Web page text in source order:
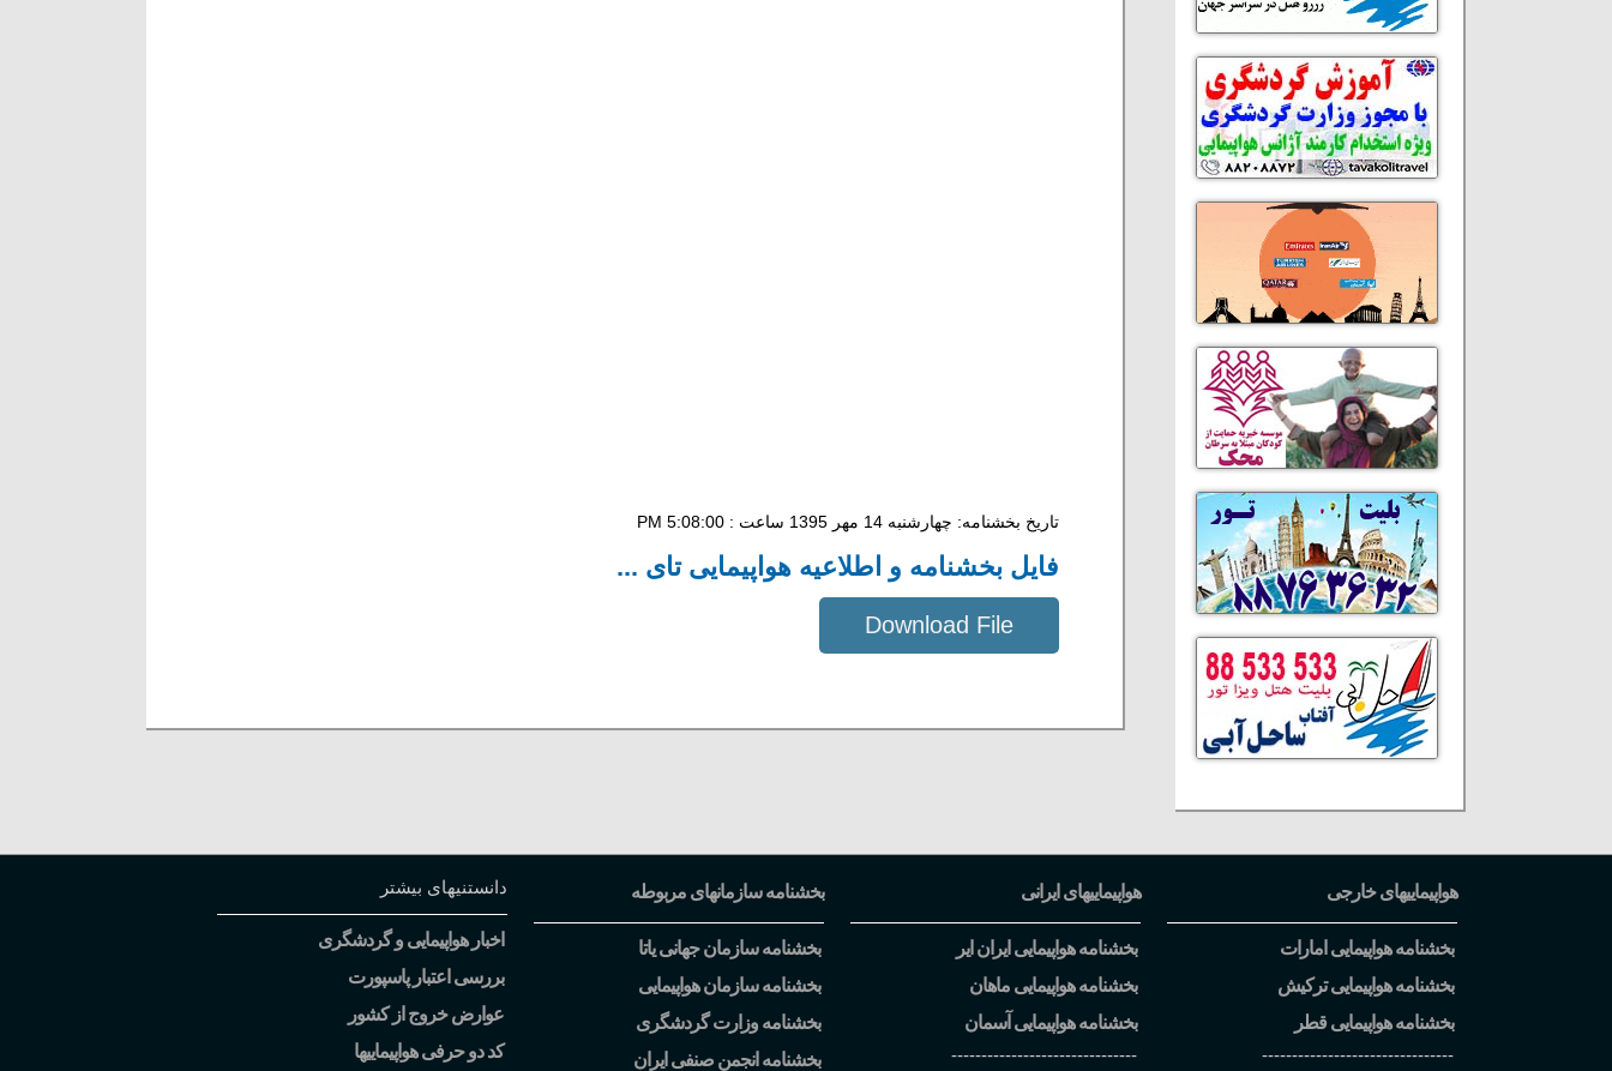
تاریخ بخشنامه: چهار‌شنبه 14 مهر 1395 ساعت : 5:08:00 PM
فایل بخشنامه و اطلاعیه هواپیمایی تای ...
Download File
هواپیماییهای خارجی
بخشنامه هواپیمایی امارات
بخشنامه هواپیمایی ترکیش
بخشنامه هواپیمایی قطر
--------------------------------
هواپیماییهای ایرانی
بخشنامه هواپیمایی ایران ایر
بخشنامه هواپیمایی ماهان
بخشنامه هواپیمایی آسمان
-------------------------------
بخشنامه سازمانهای مربوطه
بخشنامه سازمان جهانی یاتا
بخشنامه سازمان هواپیمایی
بخشنامه وزارت گردشگری
بخشنامه انجمن صنفی ایران
دانستنیهای بیشتر
اخبار هواپیمایی و گردشگری
بررسی اعتبار پاسپورت
عوارض خروج از کشور
کد دو حرفی هواپیماییها